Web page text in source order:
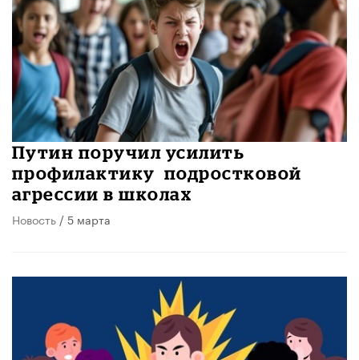
Путин поручил усилить
профилактику подростковой
агрессии в школах
Новость / 5 марта